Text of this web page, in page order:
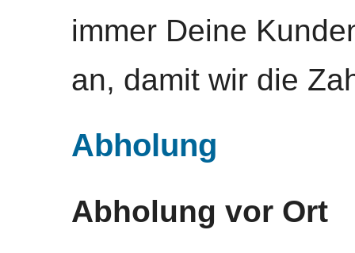
immer Deine
an, damit wir die
Abholung
Abholung vor Ort